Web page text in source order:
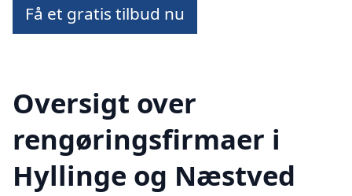
Få et gratis tilbud nu
Oversigt over
rengøringsfirmaer i
Hyllinge og Næstved